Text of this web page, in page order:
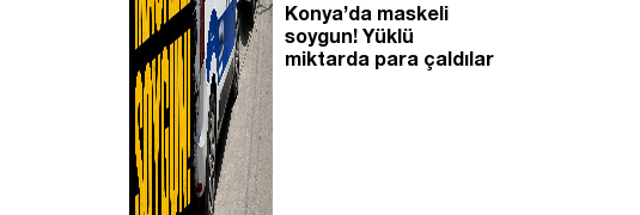
Konya’da maskeli
soygun! Yüklü
miktarda para çaldılar